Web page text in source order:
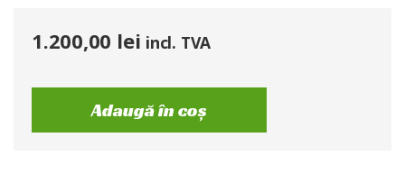
1.200,00 lei incl. TVA
Adaugă în coș